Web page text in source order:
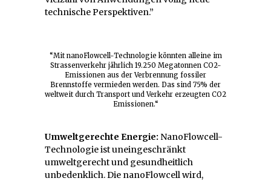
technische Perspektiven.”
“Mit nanoFlowcell-Technologie könnten alleine im
Strassenverkehr jährlich 19.250 Megatonnen CO2-
Emissionen aus der Verbrennung fossiler
Brennstoffe vermieden werden. Das sind 75% der
weltweit durch Transport und Verkehr erzeugten CO2
Emissionen.“
Umweltgerechte Energie: NanoFlowcell-
Technologie ist uneingeschränkt
umweltgerecht und gesundheitlich
unbedenklich. Die nanoFlowcell wird,